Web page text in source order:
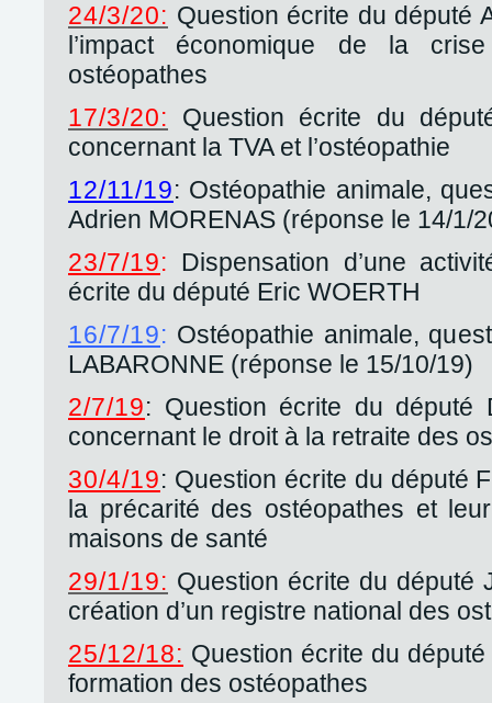
24/3/20: Question écrite du député
l’impact économique de la
ostéopathes
17/3/20: Question écrite du
concernant la TVA et l’ostéopathie
12/11/19: Ostéopathie animale,
Adrien MORENAS (réponse le 14/1/
23/7/19: Dispensation d’une
écrite du député Eric WOERTH
16/7/19: Ostéopathie animale,
LABARONNE (réponse le 15/10/19)
2/7/19: Question écrite du député
concernant le droit à la retraite des
30/4/19: Question écrite du député
la précarité des ostéopathes et
maisons de santé
29/1/19: Question écrite du député
création d’un registre national des
25/12/18: Question écrite du
formation des ostéopathes